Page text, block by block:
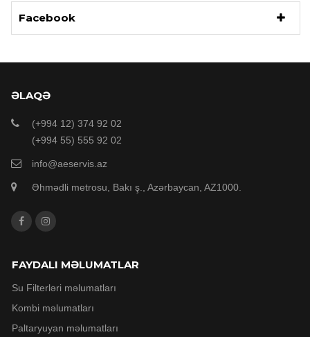
Facebook
ƏLAQƏ
(+994 12) 374 92 02
(+994 55) 555 92 02
info@aeservis.az
Əhmədli metrosu, Bakı ş., Azərbaycan, AZ1000.
FAYDALI MƏLUMATLAR
Su Filterləri məlumatları
Kombi məlumatları
Paltaryuyan məlumatları